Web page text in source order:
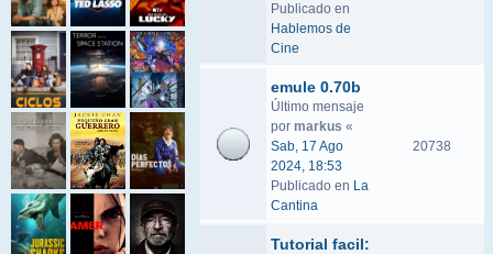
Publicado en
Hablemos de
Cine
emule 0.70b
Último mensaje
por markus «
Sab, 17 Ago
2024, 18:53
Publicado en La
Cantina
20738
Tutorial facil: